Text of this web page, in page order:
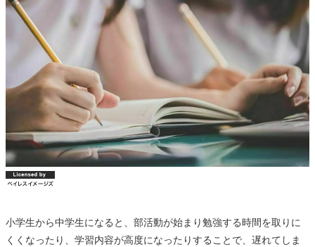
小学生から中学生になると、部活動が始まり勉強する時間を取りに
くくなったり、学習内容が高度になったりすることで、遅れてしま